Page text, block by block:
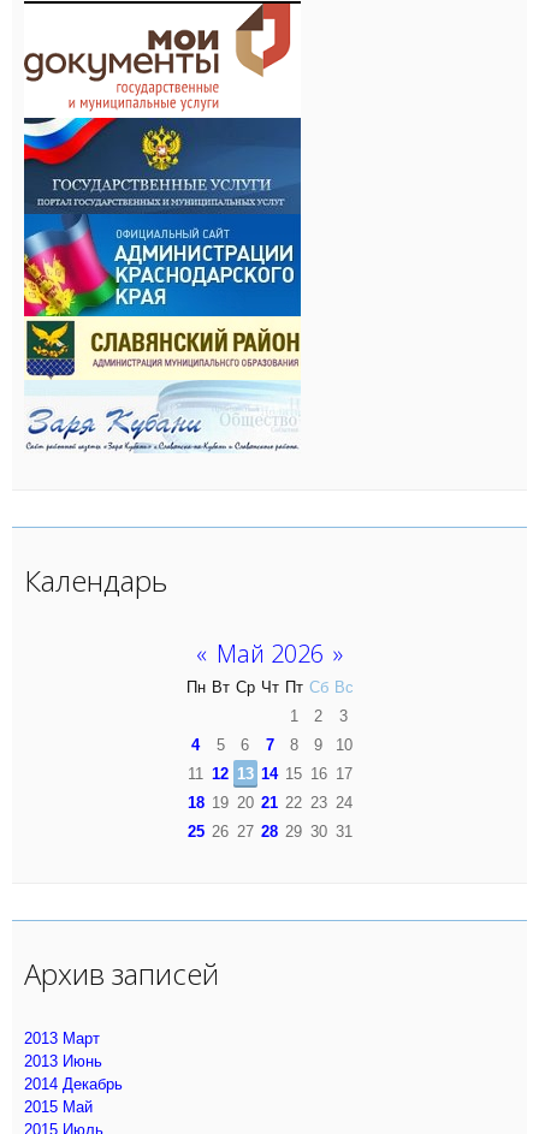
Календарь
« Май 2026 »
Пн Вт Ср Чт Пт Сб Вс
1
2
3
4
5 6 7 8 9
10
11 12 13 14 15 16 17
18 19 20 21 22 23 24
25 26 27 28 29 30 31
Архив записей
2013 Март
2013 Июнь
2014 Декабрь
2015 Май
2015 Июль